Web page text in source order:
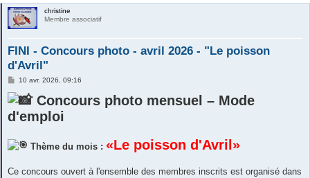
christine
Membre associatif
FINI - Concours photo - avril 2026 - "Le poisson
d'Avril"
M
s
s
a
g
10 avr. 2026, 09:16
Concours photo mensuel – Mode
d'emploi
Thème du mois : «Le poisson d'Avril»
Ce concours ouvert à l'ensemble des membres inscrits est organisé dans